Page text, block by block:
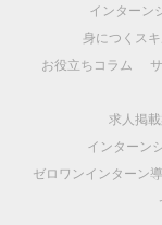
インターン
身につくス
お役立ちコラム
求人掲
インターン
ゼロワンインターン